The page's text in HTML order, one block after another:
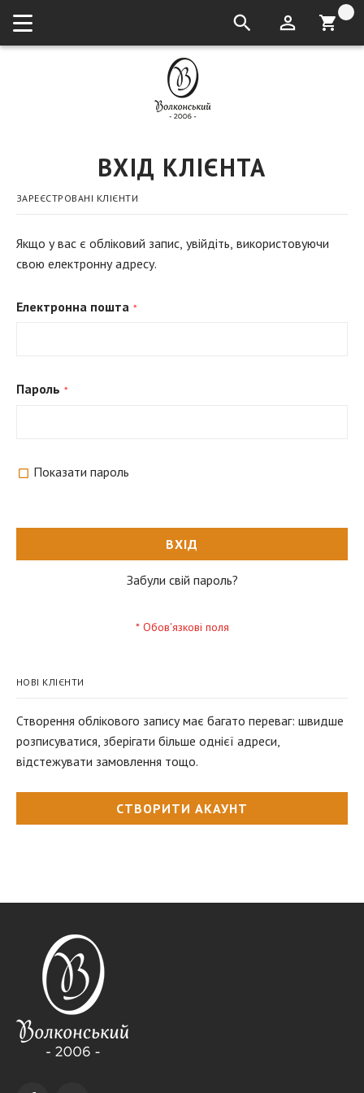
кошик:
ВХІД КЛІЄНТА
ЗАРЕЄСТРОВАНІ КЛІЄНТИ
Якщо у вас є обліковий запис, увійдіть, використовуючи
свою електронну адресу.
Електронна пошта
Пароль
Показати пароль
ВХІД
Забули свій пароль?
НОВІ КЛІЄНТИ
Створення облікового запису має багато переваг: швидше
розписуватися, зберігати більше однієї адреси,
відстежувати замовлення тощо.
СТВОРИТИ АКАУНТ